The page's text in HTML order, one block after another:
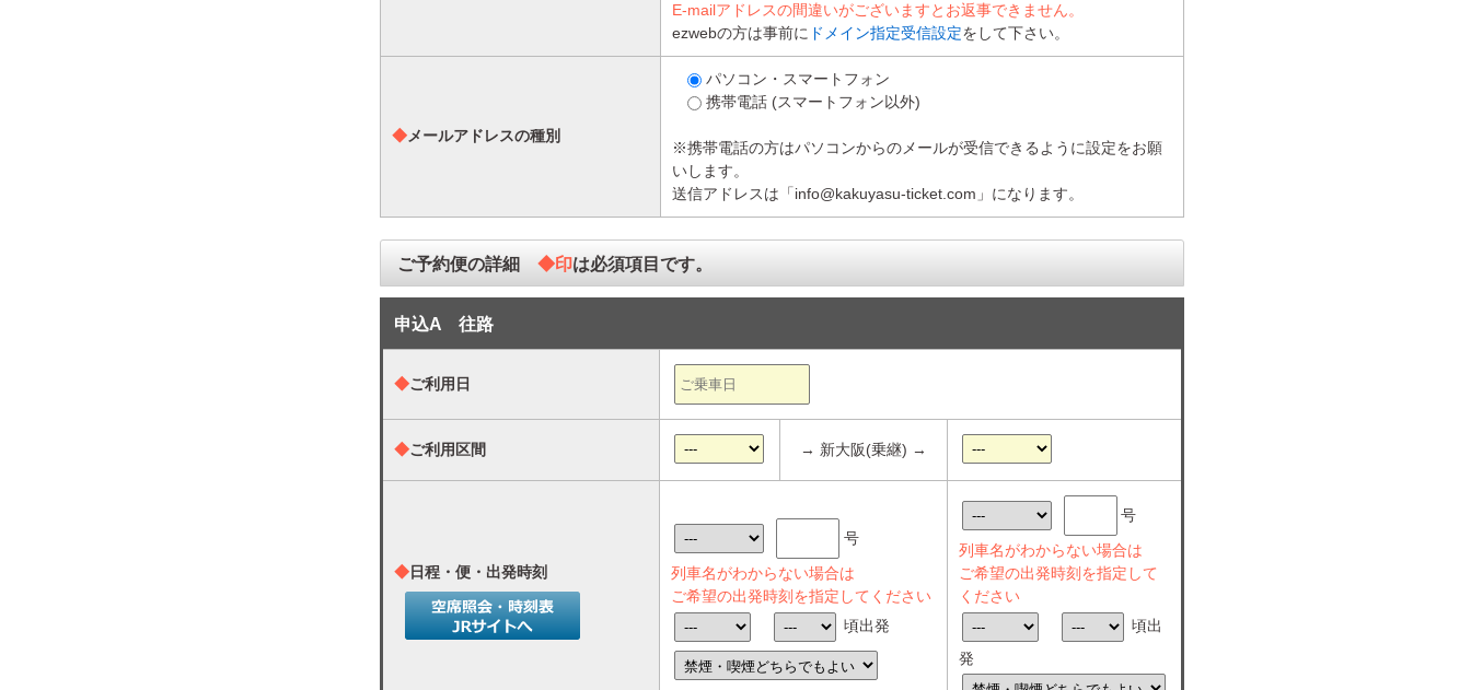
E-mailアドレスの間違いがございますとお返事できません。
ezwebの方は事前に ドメイン指定受信設定をして下さい。
◆メールアドレスの種別
パソコン・スマートフォン
携帯電話 (スマートフォン以外)
※携帯電話の方はパソコンからのメールが受信できるように設定をお願
いします。
送信アドレスは「info@kakuyasu-ticket.com」になります。
ご予約便の詳細 ◆印は必須項目です。
申込A 往路
◆ご利用日
◆ご利用区間 → 新大阪(乗継) →
◆日程・便・出発時刻
号
列車名がわからない場合は
ご希望の出発時刻を指定してください
頃出発
号
列車名がわからない場合は
ご希望の出発時刻を指定して
ください
頃出
発